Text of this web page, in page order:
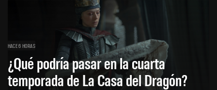
HACE 6 HORAS
¿Qué podría pasar en la cuarta
temporada de La Casa del Dragón?